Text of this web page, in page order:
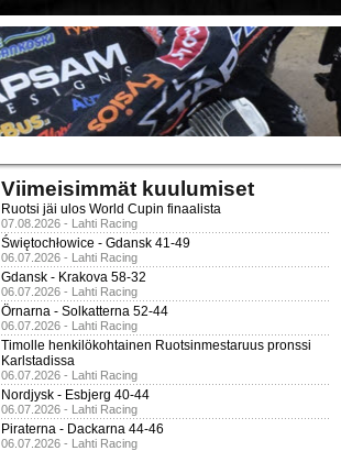
Viimeisimmät kuulumiset
Ruotsi jäi ulos World Cupin finaalista
07.08.2026 - Lahti Racing
Świętochłowice - Gdansk 41-49
06.07.2026 - Lahti Racing
Gdansk - Krakova 58-32
06.07.2026 - Lahti Racing
Örnarna - Solkatterna 52-44
06.07.2026 - Lahti Racing
Timolle henkilökohtainen Ruotsinmestaruus pronssi
Karlstadissa
06.07.2026 - Lahti Racing
Nordjysk - Esbjerg 40-44
06.07.2026 - Lahti Racing
Piraterna - Dackarna 44-46
06.07.2026 - Lahti Racing